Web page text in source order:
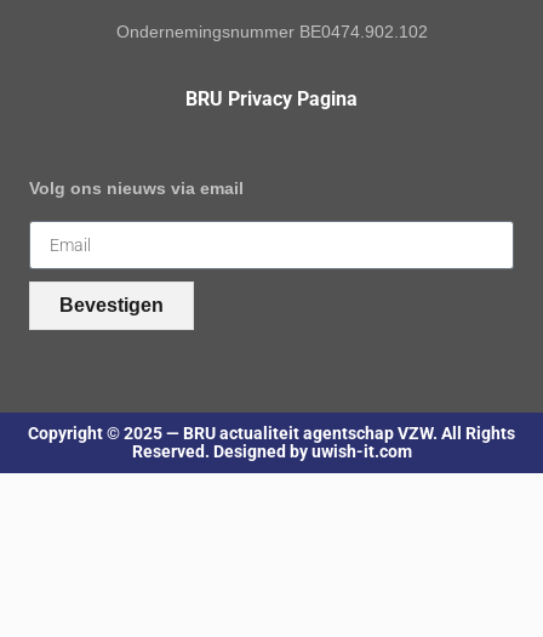
Ondernemingsnummer BE0474.902.102
BRU Privacy Pagina
Volg ons nieuws via email
Bevestigen
Copyright © 2025 — BRU actualiteit agentschap VZW. All Rights
Reserved. Designed by uwish-it.com